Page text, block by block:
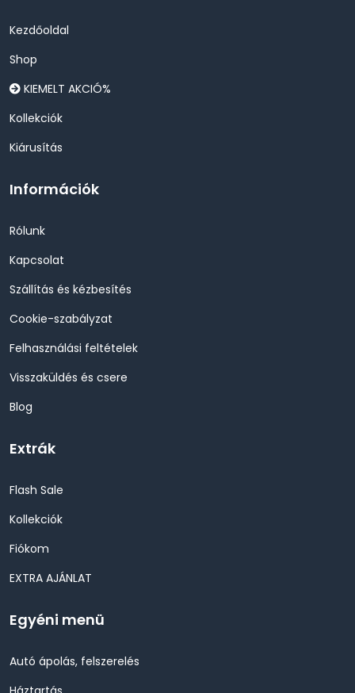
Kezdőoldal
Shop
KIEMELT AKCIÓ%
Kollekciók
Kiárusítás
Információk
Rólunk
Kapcsolat
Szállítás és kézbesítés
Cookie-szabályzat
Felhasználási feltételek
Visszaküldés és csere
Blog
Extrák
Flash Sale
Kollekciók
Fiókom
EXTRA AJÁNLAT
Egyéni menü
Autó ápolás, felszerelés